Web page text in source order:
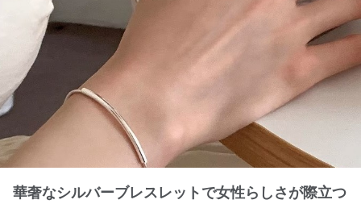
華奢なシルバーブレスレットで女性らしさが際立つ